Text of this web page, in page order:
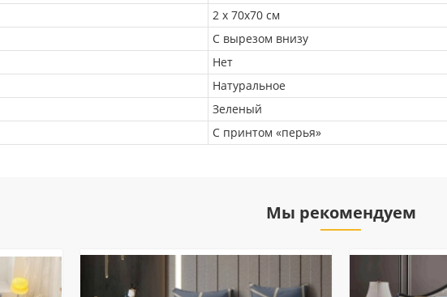
2 х 70х70 см
С вырезом внизу
Нет
Натуральное
Зеленый
С принтом «перья»
Мы рекомендуем